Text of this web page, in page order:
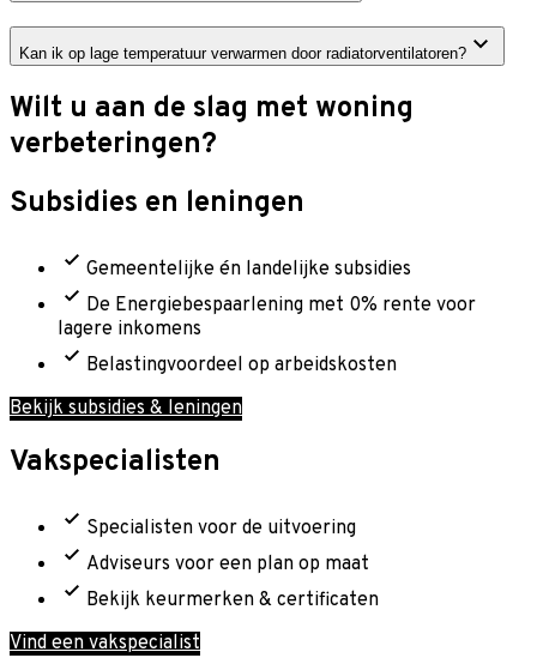
Kan ik op lage temperatuur verwarmen door radiatorventilatoren?
Wilt u aan de slag met woning
verbeteringen?
Subsidies en leningen
Gemeentelijke én landelijke subsidies
De Energiebespaarlening met 0% rente voor
lagere inkomens
Belastingvoordeel op arbeidskosten
Bekijk subsidies & leningen
Vakspecialisten
Specialisten voor de uitvoering
Adviseurs voor een plan op maat
Bekijk keurmerken & certificaten
Vind een vakspecialist